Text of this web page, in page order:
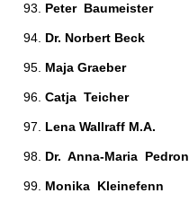
Peter  Baumeister
Dr. Norbert Beck
Maja Graeber
Catja  Teicher
Lena Wallraff M.A.
Dr.  Anna-Maria  Pedron
Monika  Kleinefenn